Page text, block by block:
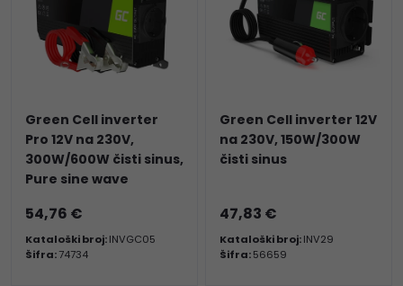
Green Cell inverter
Pro 12V na 230V,
300W/600W čisti sinus,
Pure sine wave
54,76 €
Kataloški broj:INVGC05
Šifra:74734
Green Cell inverter 12V
na 230V, 150W/300W
čisti sinus
47,83 €
Kataloški broj:INV29
Šifra:56659